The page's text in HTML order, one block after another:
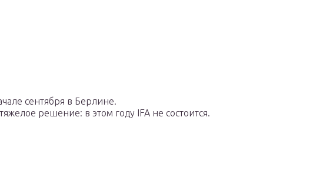
сентября в Берлине.
решение: в этом году IFA не состоится.